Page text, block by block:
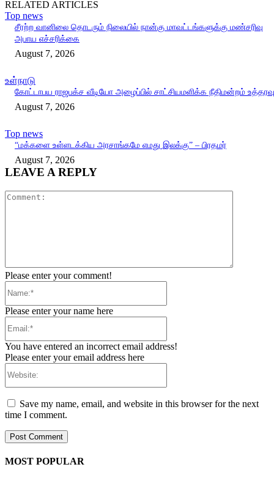
RELATED ARTICLES
Top news
சீரற்ற வானிலை தொடரும் நிலையில் நான்கு மாவட்டங்களுக்கு மண்சரிவு
அபாய எச்சரிக்கை
August 7, 2026
உள்நாடு
கோட்டாபய ராஜபக்ச வீடியோ அழைப்பில் சாட்சியமளிக்க நீதிமன்றம் உத்தரவு
August 7, 2026
Top news
“மக்களை உள்ளடக்கிய அரசாங்கமே எமது இலக்கு” – பிரதமர்
August 7, 2026
LEAVE A REPLY
Please enter your comment!
Please enter your name here
You have entered an incorrect email address!
Please enter your email address here
Save my name, email, and website in this browser for the next
time I comment.
MOST POPULAR